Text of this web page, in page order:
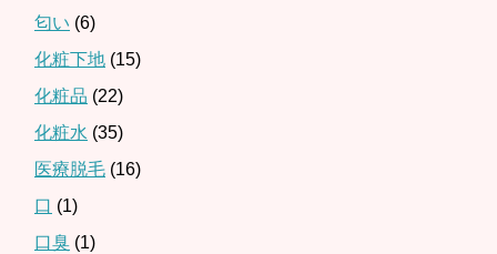
匂い (6)
化粧下地 (15)
化粧品 (22)
化粧水 (35)
医療脱毛 (16)
口 (1)
口臭 (1)